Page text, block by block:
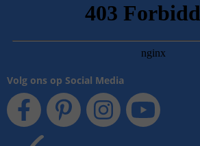
Volg ons op Social Media